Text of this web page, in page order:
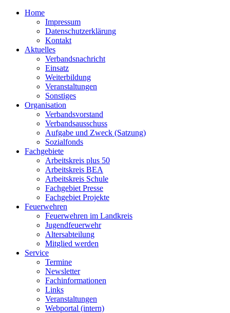
Home
Impressum
Datenschutzerklärung
Kontakt
Aktuelles
Verbandsnachricht
Einsatz
Weiterbildung
Veranstaltungen
Sonstiges
Organisation
Verbandsvorstand
Verbandsausschuss
Aufgabe und Zweck (Satzung)
Sozialfonds
Fachgebiete
Arbeitskreis plus 50
Arbeitskreis BEA
Arbeitskreis Schule
Fachgebiet Presse
Fachgebiet Projekte
Feuerwehren
Feuerwehren im Landkreis
Jugendfeuerwehr
Altersabteilung
Mitglied werden
Service
Termine
Newsletter
Fachinformationen
Links
Veranstaltungen
Webportal (intern)